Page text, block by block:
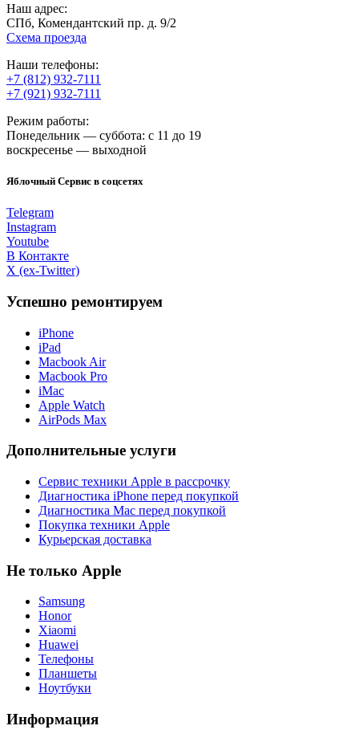
Наш адрес:
СПб, Комендантский пр. д. 9/2
Схема проезда
Наши телефоны:
+7 (812) 932-7111
+7 (921) 932-7111
Режим работы:
Понедельник — суббота: с 11 до 19
воскресенье — выходной
Яблочный Сервис в соцсетях
Telegram
Instagram
Youtube
В Контакте
X (ex-Twitter)
Успешно ремонтируем
iPhone
iPad
Macbook Air
Macbook Pro
iMac
Apple Watch
AirPods Max
Дополнительные услуги
Сервис техники Apple в рассрочку
Диагностика iPhone перед покупкой
Диагностика Mac перед покупкой
Покупка техники Apple
Курьерская доставка
Не только Apple
Samsung
Honor
Xiaomi
Huawei
Телефоны
Планшеты
Ноутбуки
Информация